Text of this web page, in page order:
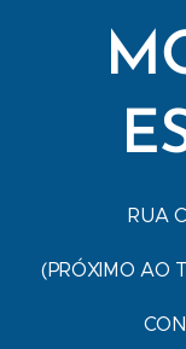
RUA
(PRÓXIMO AO